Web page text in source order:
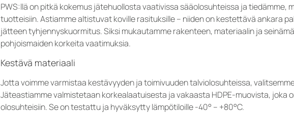
PWS:llä on pitkä kokemus jätehuollosta vaativissa sääolosuhteissa ja tiedämme,
tuotteisiin. Astiamme altistuvat koville rasituksille – niiden on kestettävä ankara
jätteen tyhjennyskuormitus. Siksi mukautamme rakenteen, materiaalin ja
pohjoismaiden korkeita vaatimuksia.
Kestävä materiaali
Jotta voimme varmistaa kestävyyden ja toimivuuden talviolosuhteissa,
Jäteastiamme valmistetaan korkealaatuisesta ja vakaasta HDPE-muovista, joka
olosuhteisiin. Se on testattu ja hyväksytty lämpötiloille -40° – +80°C.